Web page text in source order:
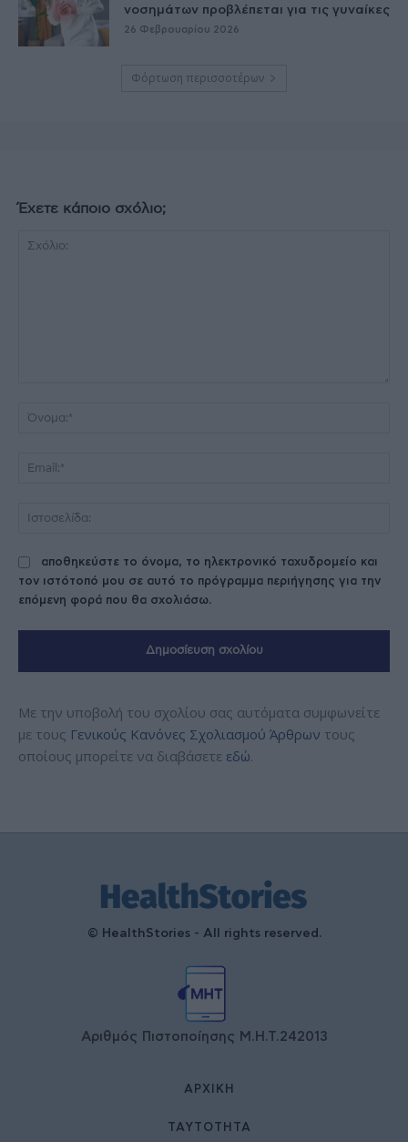
νοσημάτων προβλέπεται για τις γυναίκες
26 Φεβρουαρίου 2026
Φόρτωση περισσοτέρων
Έχετε κάποιο σχόλιο;
αποθηκεύστε το όνομα, το ηλεκτρονικό ταχυδρομείο και
τον ιστότοπό μου σε αυτό το πρόγραμμα περιήγησης για την
επόμενη φορά που θα σχολιάσω.
Με την υποβολή του σχολίου σας αυτόματα συμφωνείτε
με τους Γενικούς Κανόνες Σχολιασμού Άρθρων τους
οποίους μπορείτε να διαβάσετε εδώ.
© HealthStories - All rights reserved.
Αριθμός Πιστοποίησης Μ.Η.Τ.242013
ΑΡΧΙΚΉ
ΤΑΥΤΌΤΗΤΑ